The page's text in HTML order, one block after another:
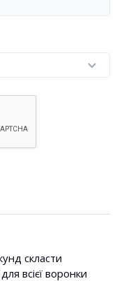
скласти
всієї воронки